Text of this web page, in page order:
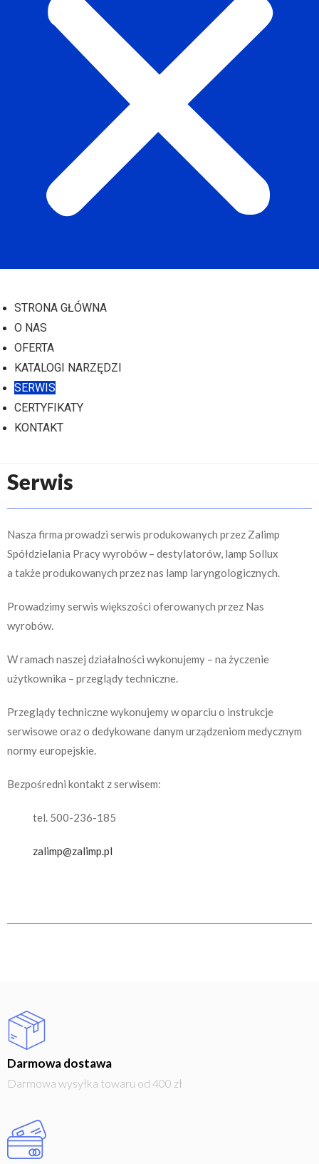
STRONA GŁÓWNA
O NAS
OFERTA
KATALOGI NARZĘDZI
SERWIS
CERTYFIKATY
KONTAKT
Serwis
Nasza firma prowadzi serwis produkowanych przez Zalimp
Spółdzielania Pracy wyrobów – destylatorów, lamp Sollux
a także produkowanych przez nas lamp laryngologicznych.
Prowadzimy serwis większości oferowanych przez Nas
wyrobów.
W ramach naszej działalności wykonujemy – na życzenie
użytkownika – przeglądy techniczne.
Przeglądy techniczne wykonujemy w oparciu o instrukcje
serwisowe oraz o dedykowane danym urządzeniom medycznym
normy europejskie.
Bezpośredni kontakt z serwisem:
tel. 500-236-185
zalimp@zalimp.pl
Darmowa dostawa
Darmowa wysyłka towaru od 400 zł